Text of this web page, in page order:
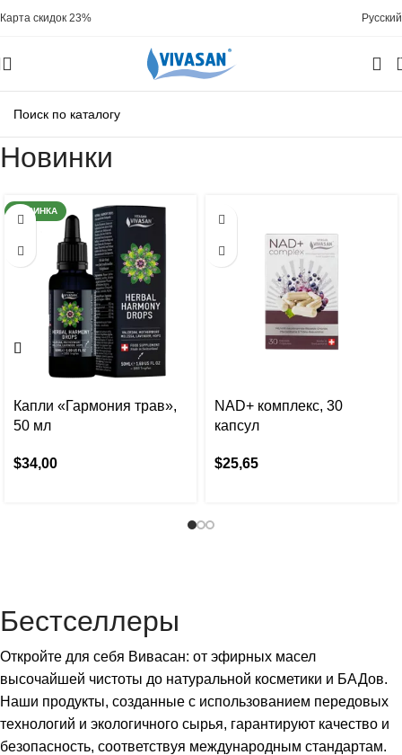
Карта скидок 23% Русский
Новинки
НОВИНКА
Капли «Гармония трав»,
50 мл
$34,00
NAD+ комплекс, 30
капсул
$25,65
Бестселлеры
Откройте для себя Вивасан: от эфирных масел
высочайшей чистоты до натуральной косметики и БАДов.
Наши продукты, созданные с использованием передовых
технологий и экологичного сырья, гарантируют качество и
безопасность, соответствуя международным стандартам.